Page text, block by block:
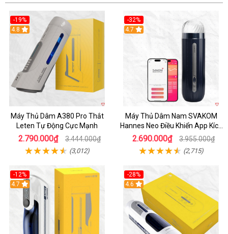
-19%
Hot
4.8
Máy Thủ Dâm A380 Pro Thắt
Leten Tự Động Cực Mạnh
2.790.000₫ 3.444.000₫
(3,012)
-32%
Hot
4.7
Máy Thủ Dâm Nam SVAKOM
Hannes Neo Điều Khiển App Kích
Thích
2.690.000₫ 3.955.000₫
(2,715)
-12%
Hot
4.7
-28%
Hot
4.6